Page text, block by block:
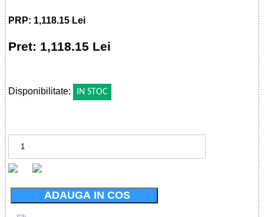
PRP: 1,118.15 Lei
Pret: 1,118.15 Lei
Disponibilitate:
IN STOC
ADAUGA IN COS